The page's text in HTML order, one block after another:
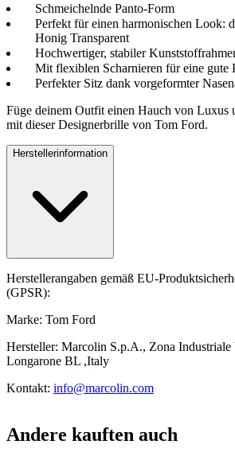
Schmeichelnde Panto-Form
Perfekt für einen harmonischen Look:
Honig Transparent
Hochwertiger, stabiler
Mit flexiblen Scharnieren für eine gute
Perfekter Sitz dank vorgeformter
Füge deinem Outfit einen Hauch von Luxus
mit dieser Designerbrille von Tom Ford.
Herstellerinformation
Herstellerangaben gemäß EU-
(GPSR):
Marke: Tom Ford
Hersteller: Marcolin S.p.A., Zona
Longarone BL ,Italy
Kontakt: info@marcolin.com
Andere kauften auch